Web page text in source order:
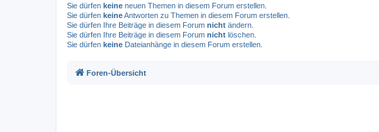
Sie dürfen keine neuen Themen in diesem Forum erstellen.
Sie dürfen keineAntworten zu Themen in diesem Forum erstellen.
Sie dürfen Ihre Beiträge in diesem Forum nicht ändern.
Sie dürfen Ihre Beiträge in diesem Forum nicht löschen.
Sie dürfen keine Dateianhänge in diesem Forum erstellen.
Foren-Übersicht